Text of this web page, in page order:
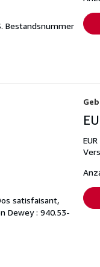
Bestandsnummer
satisfaisant,
Dewey : 940.53-